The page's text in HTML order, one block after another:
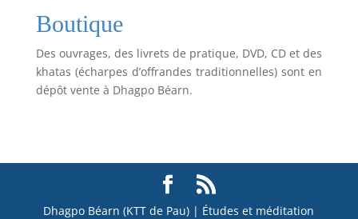
Boutique
Des ouvrages, des livrets de pratique, DVD, CD et des
khatas (écharpes d’offrandes traditionnelles) sont en
dépôt vente à Dhagpo Béarn.
Dhagpo Béarn (KTT de Pau) | Études et méditation